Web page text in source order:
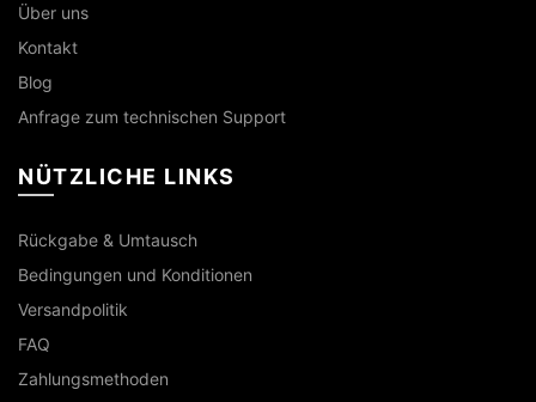
Über uns
Kontakt
Blog
Anfrage zum technischen Support
NÜTZLICHE LINKS
Rückgabe & Umtausch
Bedingungen und Konditionen
Versandpolitik
FAQ
Zahlungsmethoden